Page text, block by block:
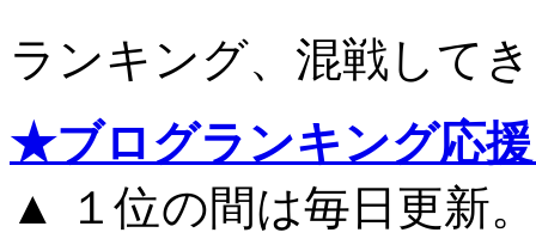
ランキング、混戦して
★ブログランキング応
▲ １位の間は毎日更新